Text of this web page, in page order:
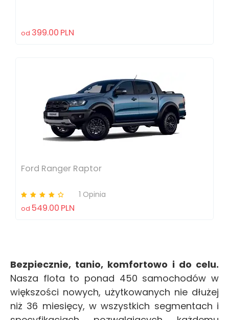
od 399.00 PLN
Ford Ranger Raptor
1 Opinia
od 549.00 PLN
Bezpiecznie, tanio, komfortowo i do celu.
Nasza flota to ponad 450 samochodów w
większości nowych, użytkowanych nie dłużej
niż 36 miesięcy, w wszystkich segmentach i